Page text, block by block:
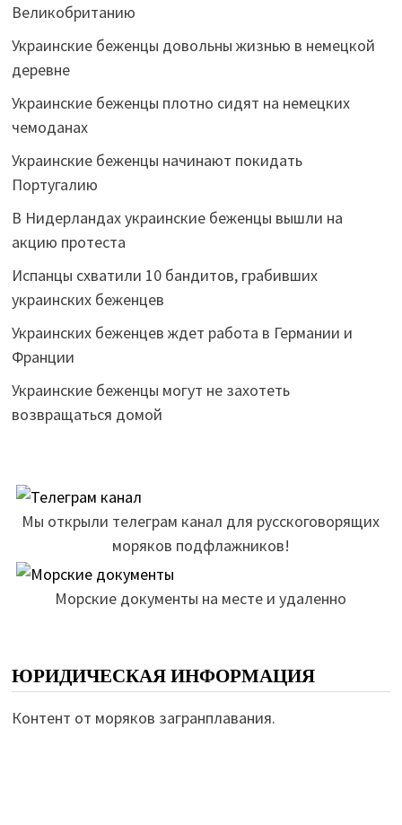
Великобританию
Украинские беженцы довольны жизнью в немецкой
деревне
Украинские беженцы плотно сидят на немецких
чемоданах
Украинские беженцы начинают покидать
Португалию
В Нидерландах украинские беженцы вышли на
акцию протеста
Испанцы схватили 10 бандитов, грабивших
украинских беженцев
Украинских беженцев ждет работа в Германии и
Франции
Украинские беженцы могут не захотеть
возвращаться домой
Мы открыли телеграм канал для русскоговорящих
моряков подфлажников!
Морские документы на месте и удаленно
ЮРИДИЧЕСКАЯ ИНФОРМАЦИЯ
Контент от моряков загранплавания.